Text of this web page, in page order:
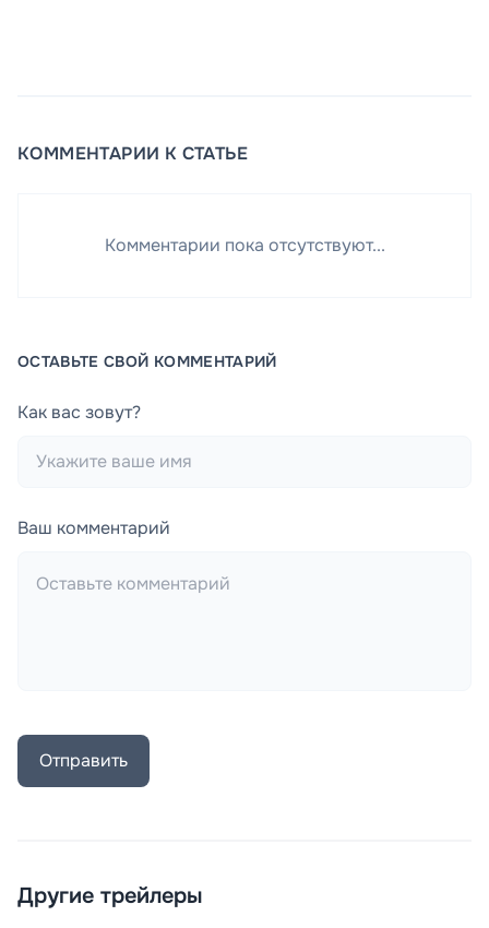
КОММЕНТАРИИ К СТАТЬЕ
Комментарии пока отсутствуют...
ОСТАВЬТЕ СВОЙ КОММЕНТАРИЙ
Как вас зовут?
Ваш комментарий
Отправить
Другие трейлеры